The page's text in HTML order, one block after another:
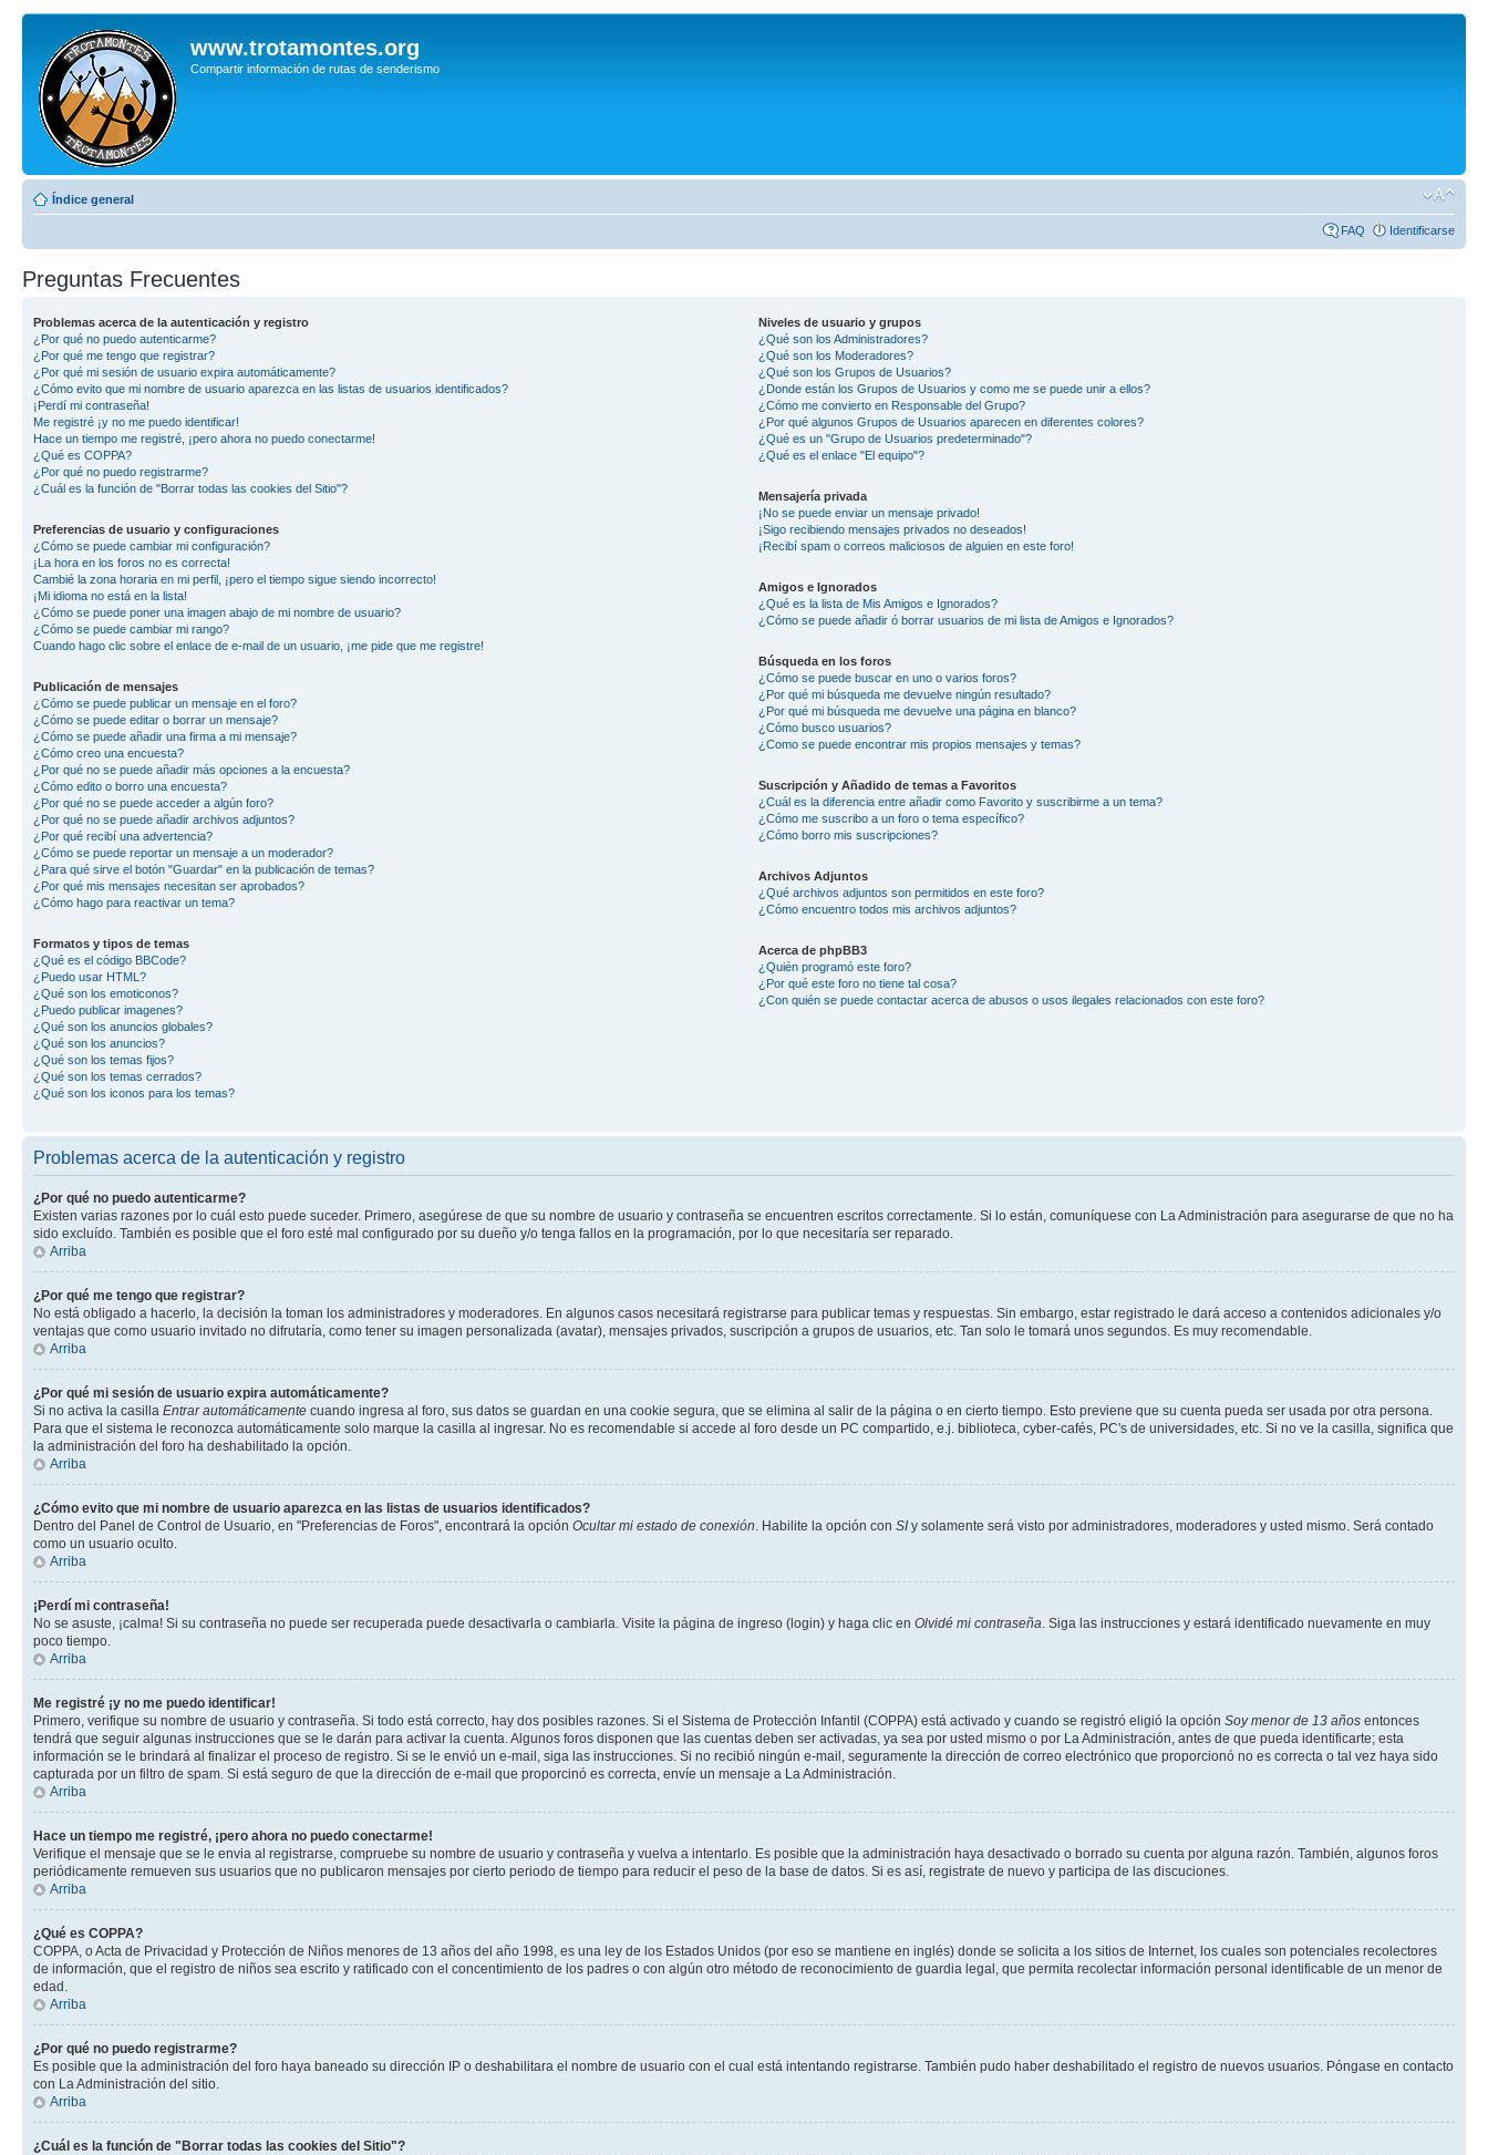
www.trotamontes.org
Compartir información de rutas de senderismo
Índice general
FAQ Identificarse
Preguntas Frecuentes
Problemas acerca de la autenticación y registro
¿Por qué no puedo autenticarme?
¿Por qué me tengo que registrar?
¿Por qué mi sesión de usuario expira automáticamente?
¿Cómo evito que mi nombre de usuario aparezca en las listas de usuarios identificados?
¡Perdí mi contraseña!
Me registré ¡y no me puedo identificar!
Hace un tiempo me registré, ¡pero ahora no puedo conectarme!
¿Qué es COPPA?
¿Por qué no puedo registrarme?
¿Cuál es la función de "Borrar todas las cookies del Sitio"?
Preferencias de usuario y configuraciones
¿Cómo se puede cambiar mi configuración?
¡La hora en los foros no es correcta!
Cambié la zona horaria en mi perfil, ¡pero el tiempo sigue siendo incorrecto!
¡Mi idioma no está en la lista!
¿Cómo se puede poner una imagen abajo de mi nombre de usuario?
¿Cómo se puede cambiar mi rango?
Cuando hago clic sobre el enlace de e-mail de un usuario, ¡me pide que me registre!
Publicación de mensajes
¿Cómo se puede publicar un mensaje en el foro?
¿Cómo se puede editar o borrar un mensaje?
¿Cómo se puede añadir una firma a mi mensaje?
¿Cómo creo una encuesta?
¿Por qué no se puede añadir más opciones a la encuesta?
¿Cómo edito o borro una encuesta?
¿Por qué no se puede acceder a algún foro?
¿Por qué no se puede añadir archivos adjuntos?
¿Por qué recibí una advertencia?
¿Cómo se puede reportar un mensaje a un moderador?
¿Para qué sirve el botón "Guardar" en la publicación de temas?
¿Por qué mis mensajes necesitan ser aprobados?
¿Cómo hago para reactivar un tema?
Formatos y tipos de temas
¿Qué es el código BBCode?
¿Puedo usar HTML?
¿Qué son los emoticonos?
¿Puedo publicar imagenes?
¿Qué son los anuncios globales?
¿Qué son los anuncios?
¿Qué son los temas fijos?
¿Qué son los temas cerrados?
¿Qué son los iconos para los temas?
Niveles de usuario y grupos
¿Qué son los Administradores?
¿Qué son los Moderadores?
¿Qué son los Grupos de Usuarios?
¿Donde están los Grupos de Usuarios y como me se puede unir a ellos?
¿Cómo me convierto en Responsable del Grupo?
¿Por qué algunos Grupos de Usuarios aparecen en diferentes colores?
¿Qué es un "Grupo de Usuarios predeterminado"?
¿Qué es el enlace "El equipo"?
Mensajería privada
¡No se puede enviar un mensaje privado!
¡Sigo recibiendo mensajes privados no deseados!
¡Recibí spam o correos maliciosos de alguien en este foro!
Amigos e Ignorados
¿Qué es la lista de Mis Amigos e Ignorados?
¿Cómo se puede añadir ó borrar usuarios de mi lista de Amigos e Ignorados?
Búsqueda en los foros
¿Cómo se puede buscar en uno o varios foros?
¿Por qué mi búsqueda me devuelve ningún resultado?
¿Por qué mi búsqueda me devuelve una página en blanco?
¿Cómo busco usuarios?
¿Como se puede encontrar mis propios mensajes y temas?
Suscripción y Añadido de temas a Favoritos
¿Cuál es la diferencia entre añadir como Favorito y suscribirme a un tema?
¿Cómo me suscribo a un foro o tema específico?
¿Cómo borro mis suscripciones?
Archivos Adjuntos
¿Qué archivos adjuntos son permitidos en este foro?
¿Cómo encuentro todos mis archivos adjuntos?
Acerca de phpBB3
¿Quién programó este foro?
¿Por qué este foro no tiene tal cosa?
¿Con quién se puede contactar acerca de abusos o usos ilegales relacionados con este foro?
Problemas acerca de la autenticación y registro
¿Por qué no puedo autenticarme?
Existen varias razones por lo cuál esto puede suceder. Primero, asegúrese de que su nombre de usuario y contraseña se encuentren escritos correctamente. Si lo están, comuníquese con La Administración para asegurarse de que no ha
sido excluído. También es posible que el foro esté mal configurado por su dueño y/o tenga fallos en la programación, por lo que necesitaría ser reparado.
Arriba
¿Por qué me tengo que registrar?
No está obligado a hacerlo, la decisión la toman los administradores y moderadores. En algunos casos necesitará registrarse para publicar temas y respuestas. Sin embargo, estar registrado le dará acceso a contenidos adicionales y/o
ventajas que como usuario invitado no difrutaría, como tener su imagen personalizada (avatar), mensajes privados, suscripción a grupos de usuarios, etc. Tan solo le tomará unos segundos. Es muy recomendable.
Arriba
¿Por qué mi sesión de usuario expira automáticamente?
Si no activa la casilla Entrar automáticamente cuando ingresa al foro, sus datos se guardan en una cookie segura, que se elimina al salir de la página o en cierto tiempo. Esto previene que su cuenta pueda ser usada por otra persona.
Para que el sistema le reconozca automáticamente solo marque la casilla al ingresar. No es recomendable si accede al foro desde un PC compartido, e.j. biblioteca, cyber-cafés, PC's de universidades, etc. Si no ve la casilla, significa que
la administración del foro ha deshabilitado la opción.
Arriba
¿Cómo evito que mi nombre de usuario aparezca en las listas de usuarios identificados?
Dentro del Panel de Control de Usuario, en "Preferencias de Foros", encontrará la opción Ocultar mi estado de conexión. Habilite la opción con SI y solamente será visto por administradores, moderadores y usted mismo. Será contado
como un usuario oculto.
Arriba
¡Perdí mi contraseña!
No se asuste, ¡calma! Si su contraseña no puede ser recuperada puede desactivarla o cambiarla. Visite la página de ingreso (login) y haga clic en Olvidé mi contraseña. Siga las instrucciones y estará identificado nuevamente en muy
poco tiempo.
Arriba
Me registré ¡y no me puedo identificar!
Primero, verifique su nombre de usuario y contraseña. Si todo está correcto, hay dos posibles razones. Si el Sistema de Protección Infantil (COPPA) está activado y cuando se registró eligió la opción Soy menor de 13 años entonces
tendrá que seguir algunas instrucciones que se le darán para activar la cuenta. Algunos foros disponen que las cuentas deben ser activadas, ya sea por usted mismo o por La Administración, antes de que pueda identificarte; esta
información se le brindará al finalizar el proceso de registro. Si se le envió un e-mail, siga las instrucciones. Si no recibió ningún e-mail, seguramente la dirección de correo electrónico que proporcionó no es correcta o tal vez haya sido
capturada por un filtro de spam. Si está seguro de que la dirección de e-mail que proporcinó es correcta, envíe un mensaje a La Administración.
Arriba
Hace un tiempo me registré, ¡pero ahora no puedo conectarme!
Verifique el mensaje que se le envia al registrarse, compruebe su nombre de usuario y contraseña y vuelva a intentarlo. Es posible que la administración haya desactivado o borrado su cuenta por alguna razón. También, algunos foros
periódicamente remueven sus usuarios que no publicaron mensajes por cierto periodo de tiempo para reducir el peso de la base de datos. Si es así, registrate de nuevo y participa de las discuciones.
Arriba
¿Qué es COPPA?
COPPA, o Acta de Privacidad y Protección de Niños menores de 13 años del año 1998, es una ley de los Estados Unidos (por eso se mantiene en inglés) donde se solicita a los sitios de Internet, los cuales son potenciales recolectores
de información, que el registro de niños sea escrito y ratificado con el concentimiento de los padres o con algún otro método de reconocimiento de guardia legal, que permita recolectar información personal identificable de un menor de
edad.
Arriba
¿Por qué no puedo registrarme?
Es posible que la administración del foro haya baneado su dirección IP o deshabilitara el nombre de usuario con el cual está intentando registrarse. También pudo haber deshabilitado el registro de nuevos usuarios. Póngase en contacto
con La Administración del sitio.
Arriba
¿Cuál es la función de "Borrar todas las cookies del Sitio"?